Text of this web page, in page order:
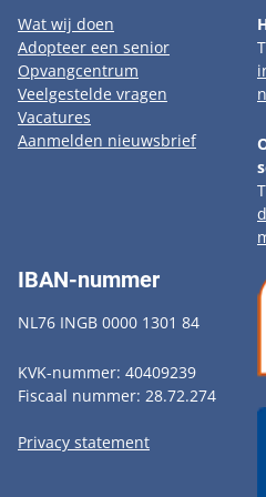
Wat wij doen
Adopteer een senior
Opvangcentrum
Veelgestelde vragen
Vacatures
Aanmelden nieuwsbrief
IBAN-nummer
NL76 INGB 0000 1301 84
KVK-nummer: 40409239
Fiscaal nummer: 28.72.274
Privacy statement